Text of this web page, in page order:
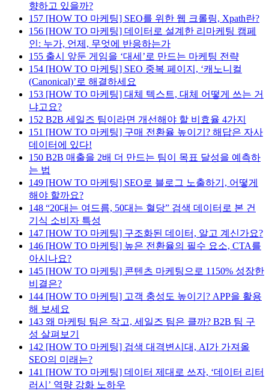
향하고 있을까?
157 [HOW TO 마케팅] SEO를 위한 웹 크롤링, Xpath란?
156 [HOW TO 마케팅] 데이터로 설계한 리마케팅 캠페
인: 누가, 언제, 무엇에 반응하는가
155 출시 앞둔 게임을 ‘대세’로 만드는 마케팅 전략
154 [HOW TO 마케팅] SEO 중복 페이지, ‘캐노니컬
(Canonical)’로 해결하세요
153 [HOW TO 마케팅] 대체 텍스트, 대체 어떻게 쓰는 거
냐고요?
152 B2B 세일즈 팀이라면 개선해야 할 비효율 4가지
151 [HOW TO 마케팅] 구매 전환율 높이기? 해답은 자사
데이터에 있다!
150 B2B 매출을 2배 더 만드는 팀이 목표 달성을 예측하
는 법
149 [HOW TO 마케팅] SEO로 블로그 노출하기, 어떻게
해야 할까요?
148 “20대는 여드름, 50대는 혈당” 검색 데이터로 본 건
기식 소비자 특성
147 [HOW TO 마케팅] 구조화된 데이터, 알고 계신가요?
146 [HOW TO 마케팅] 높은 전환율의 필수 요소, CTA를
아시나요?
145 [HOW TO 마케팅] 콘텐츠 마케팅으로 1150% 성장한
비결은?
144 [HOW TO 마케팅] 고객 충성도 높이기? APP을 활용
해 보세요
143 왜 마케팅 팀은 작고, 세일즈 팀은 클까? B2B 팀 구
성 살펴보기
142 [HOW TO 마케팅] 검색 대격변시대, AI가 가져올
SEO의 미래는?
141 [HOW TO 마케팅] 데이터 제대로 쓰자, ‘데이터 리터
러시’ 역량 강화 노하우